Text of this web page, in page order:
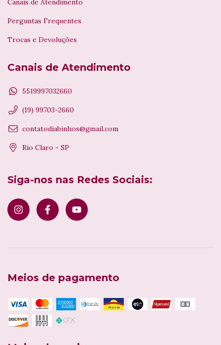
Canais de Atendimento
Perguntas Frequentes
Trocas e Devoluções
Canais de Atendimento
5519997032660
(19) 99703-2660
contatodiabinhos@gmail.com
Rio Claro - SP
Siga-nos nas Redes Sociais:
Meios de pagamento